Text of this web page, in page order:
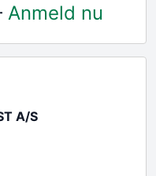
Anmeld nu
A/S